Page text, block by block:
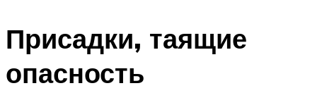
Присадки, таящие
опасность